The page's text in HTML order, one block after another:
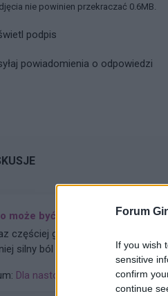
Forum
If you wish
sensitive
confirm
continue
nie powinien przekraczać 0.6MB.
podpis
powiadomienia o odpowiedzi
może być (krępująca treść)
częściej gdy muszę skorzystać z
jakby do wejścia do odbytu. Ból jest dosyć intensywny, kąpiel lub chłodna woda
Dodam , trwa to tak od około
Dla nastolatek